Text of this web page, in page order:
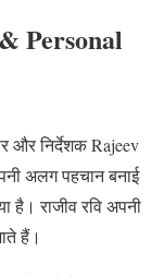
Personal
और निर्देशक Rajeev
अलग पहचान बनाई
है। राजीव रवि अपनी
हैं।